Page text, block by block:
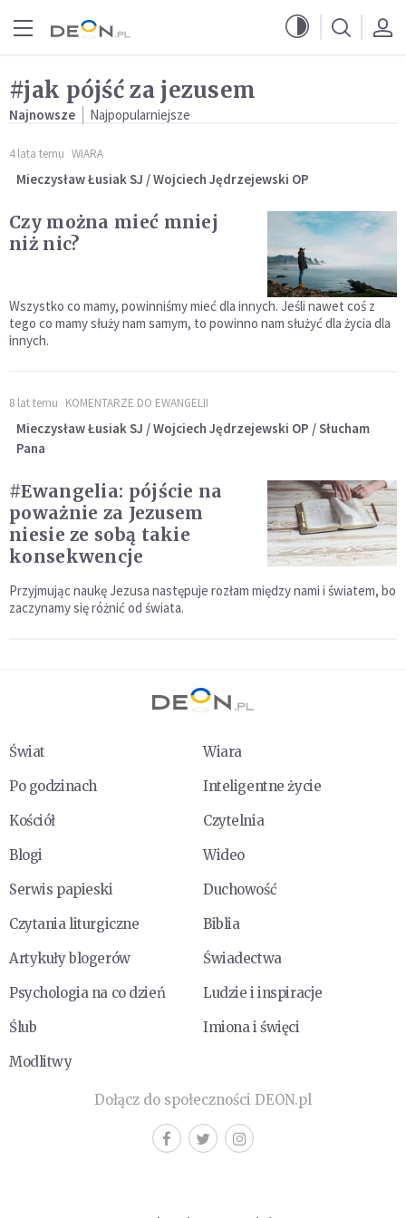
#jak pójść za jezusem
Najnowsze Najpopularniejsze
4 lata temu WIARA
Mieczysław Łusiak SJ / Wojciech Jędrzejewski OP
Czy można mieć mniej
niż nic?
Wszystko co mamy, powinniśmy mieć dla innych. Jeśli nawet coś z
tego co mamy służy nam samym, to powinno nam służyć dla życia dla
innych.
8 lat temu KOMENTARZE DO EWANGELII
Mieczysław Łusiak SJ / Wojciech Jędrzejewski OP / Słucham
Pana
#Ewangelia: pójście na
poważnie za Jezusem
niesie ze sobą takie
konsekwencje
Przyjmując naukę Jezusa następuje rozłam między nami i światem, bo
zaczynamy się różnić od świata.
Świat
Wiara
Po godzinach
Inteligentne życie
Kościół
Czytelnia
Blogi
Wideo
Serwis papieski
Duchowość
Czytania liturgiczne
Biblia
Artykuły blogerów
Świadectwa
Psychologia na co dzień
Ludzie i inspiracje
Ślub
Imiona i święci
Modlitwy
Dołącz do społeczności DEON.pl